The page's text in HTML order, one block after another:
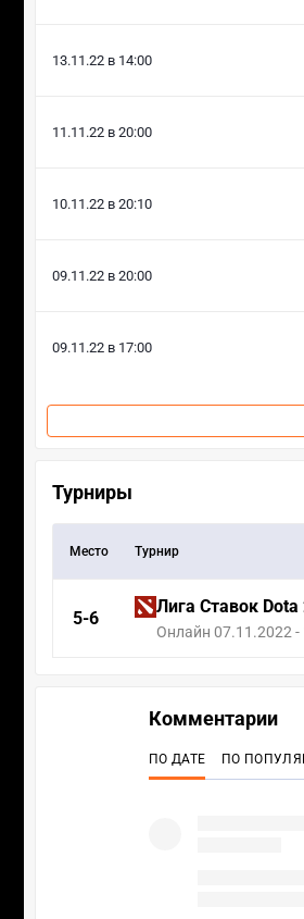
13.11.22 в 14:00
11.11.22 в 20:00
10.11.22 в 20:10
09.11.22 в 20:00
09.11.22 в 17:00
Турниры
Место Турнир
5-6
Лига Ставок
Онлайн 07.11.2022 -
Комментарии
ПО ДАТЕ ПО